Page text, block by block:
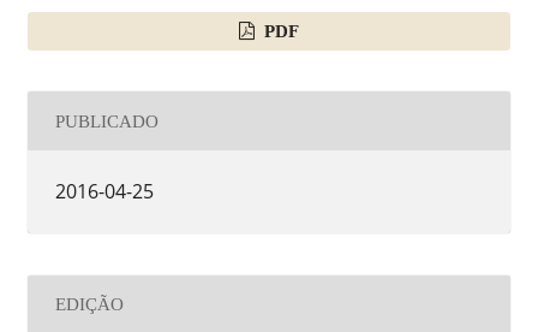
PDF
PUBLICADO
2016-04-25
EDIÇÃO